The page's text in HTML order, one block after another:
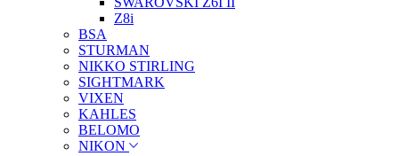
Z8i
BSA
STURMAN
NIKKO STIRLING
SIGHTMARK
VIXEN
KAHLES
BELOMO
NIKON